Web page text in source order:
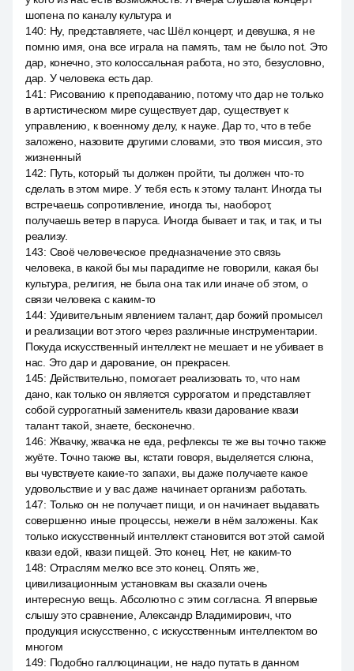
шопена по каналу культура и
140: Ну, представляете, час Шёл концерт, и девушка, я не
помню имя, она все играла на память, там не было not. Это
дар, конечно, это колоссальная работа, но это, безусловно,
дар. У человека есть дар.
141 : Рисованию к преподаванию, потому что дар не только
в артистическом мире существует дар, существует к
управлению, к военному делу, к науке. Дар то, что в тебе
заложено, назовите другими словами, это твоя миссия, это
жизненный
142: Путь, который ты должен пройти, ты должен что-то
сделать в этом мире. У тебя есть к этому талант. Иногда ты
встречаешь сопротивление, иногда ты, наоборот,
получаешь ветер в паруса. Иногда бывает и так, и так, и ты
реализу.
143: Своё человеческое предназначение это связь
человека, в какой бы мы парадигме не говорили, какая бы
культура, религия, не была она так или иначе об этом, о
связи человека с каким-то
144: Удивительным явлением талант, дар божий промысел
и реализации вот этого через различные инструментарии.
Покуда искусственный интеллект не мешает и не убивает в
нас. Это дар и дарование, он прекрасен.
145: Действительно, помогает реализовать то, что нам
дано, как только он является суррогатом и представляет
собой суррогатный заменитель квази дарование квази
талант такой, знаете, бесконечно.
146: Жвачку, жвачка не еда, рефлексы те же вы точно также
жуёте. Точно также вы, кстати говоря, выделяется слюна,
вы чувствуете какие-то запахи, вы даже получаете какое
удовольствие и у вас даже начинает организм работать.
147: Только он не получает пищи, и он начинает выдавать
совершенно иные процессы, нежели в нём заложены. Как
только искусственный интеллект становится вот этой самой
квази едой, квази пищей. Это конец. Нет, не каким-то
148: Отраслям мелко все это конец. Опять же,
цивилизационным установкам вы сказали очень
интересную вещь. Абсолютно с этим согласна. Я впервые
слышу это сравнение, Александр Владимирович, что
продукция искусственно, с искусственным интеллектом во
многом
149: Подобно галлюцинации, не надо путать в данном